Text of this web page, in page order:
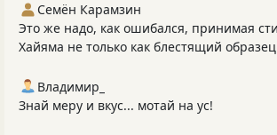
Семён Карамзин
Это же надо, как ошибался, принимая
Хайяма не только как блестящий
Владимир_
Знай меру и вкус... мотай на ус!